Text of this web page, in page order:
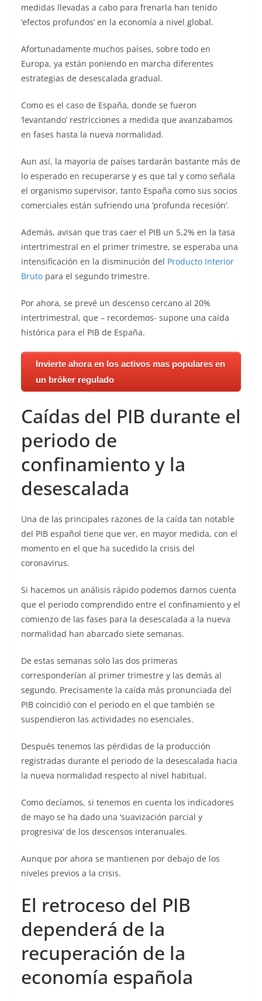
medidas llevadas a cabo para frenarla han tenido
‘efectos profundos’ en la economía a nivel global.
Afortunadamente muchos países, sobre todo en
Europa, ya están poniendo en marcha diferentes
estrategias de desescalada gradual.
Como es el caso de España, donde se fueron
‘levantando’ restricciones a medida que avanzabamos
en fases hasta la nueva normalidad.
Aun así, la mayoría de países tardarán bastante más de
lo esperado en recuperarse y es que tal y como señala
el organismo supervisor, tanto España como sus socios
comerciales están sufriendo una ‘profunda recesión’.
Además, avisan que tras caer el PIB un 5,2% en la tasa
intertrimestral en el primer trimestre, se esperaba una
intensificación en la disminución del Producto Interior
Bruto para el segundo trimestre.
Por ahora, se prevé un descenso cercano al 20%
intertrimestral, que – recordemos- supone una caída
histórica para el PIB de España.
Invierte ahora en los activos mas populares en
un bróker regulado
Caídas del PIB durante el
periodo de
confinamiento y la
desescalada
Una de las principales razones de la caída tan notable
del PIB español tiene que ver, en mayor medida, con el
momento en el que ha sucedido la crisis del
coronavirus.
Si hacemos un análisis rápido podemos darnos cuenta
que el periodo comprendido entre el confinamiento y el
comienzo de las fases para la desescalada a la nueva
normalidad han abarcado siete semanas.
De estas semanas solo las dos primeras
corresponderían al primer trimestre y las demás al
segundo. Precisamente la caída más pronunciada del
PIB coincidió con el periodo en el que también se
suspendieron las actividades no esenciales.
Después tenemos las pérdidas de la producción
registradas durante el periodo de la desescalada hacia
la nueva normalidad respecto al nivel habitual.
Como decíamos, si tenemos en cuenta los indicadores
de mayo se ha dado una ‘suavización parcial y
progresiva’ de los descensos interanuales.
Aunque por ahora se mantienen por debajo de los
niveles previos a la crisis.
El retroceso del PIB
dependerá de la
recuperación de la
economía española